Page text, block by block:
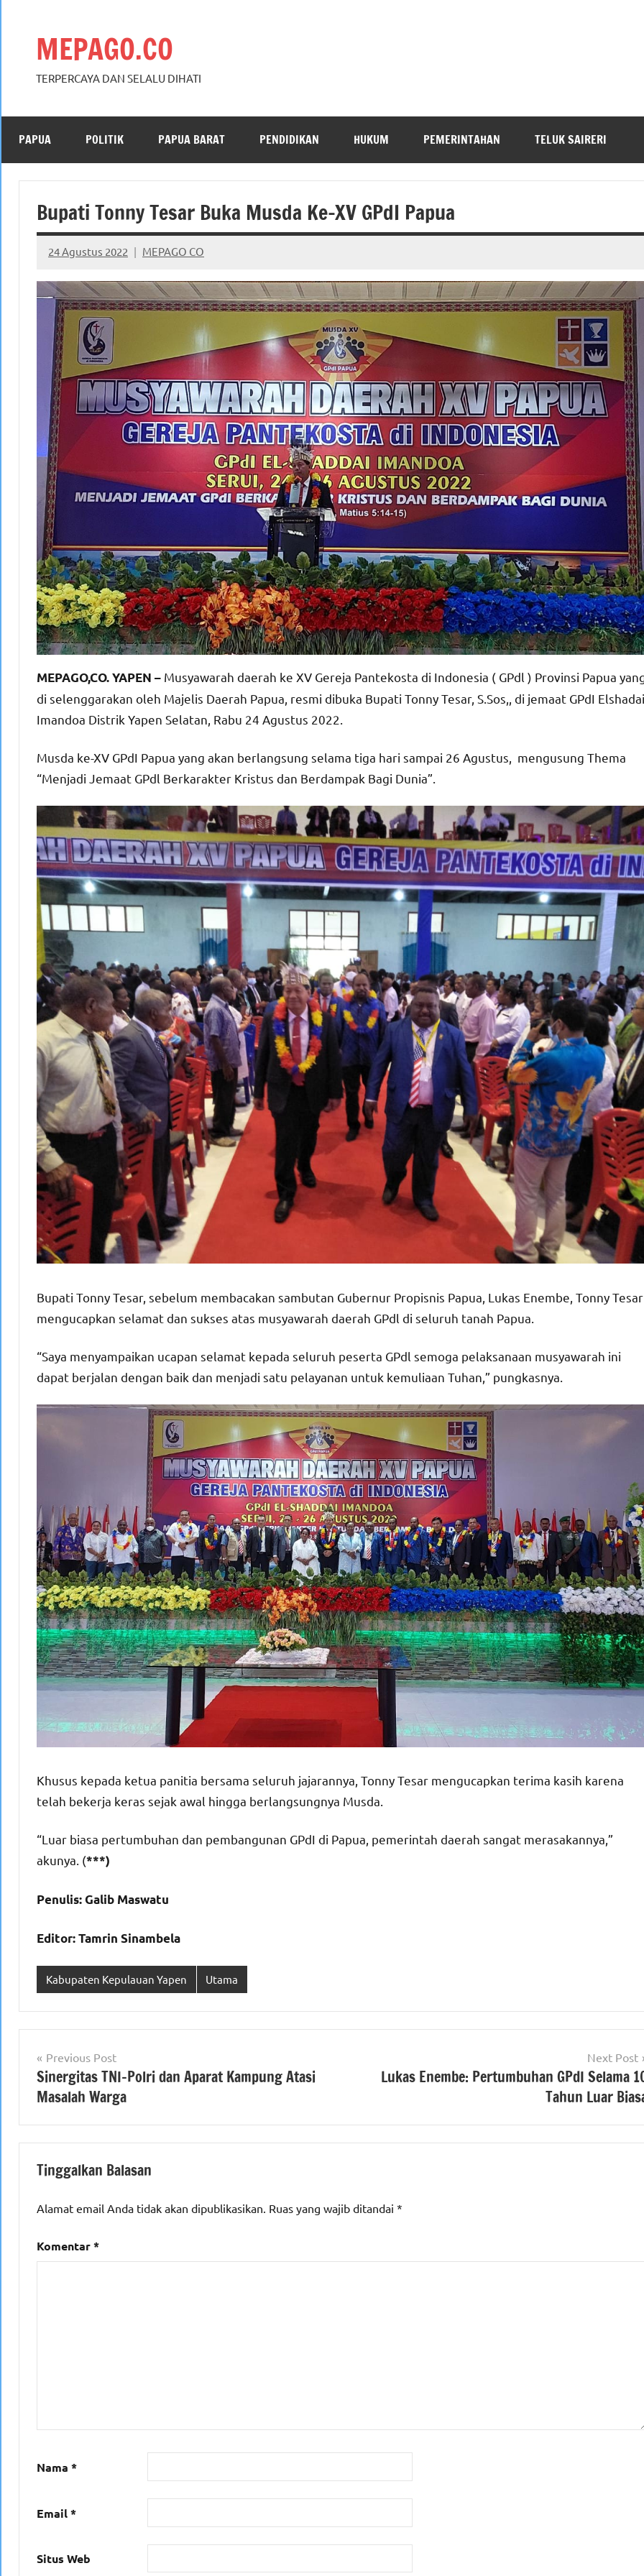
MEPAGO.CO
TERPERCAYA DAN SELALU DIHATI
PAPUA POLITIK PAPUA BARAT PENDIDIKAN HUKUM PEMERINTAHAN TELUK SAIRERI
Bupati Tonny Tesar Buka Musda Ke-XV GPdI Papua
24 Agustus 2022 MEPAGO CO
No
comments
MEPAGO,CO. YAPEN – Musyawarah daerah ke XV Gereja Pantekosta di Indonesia ( GPdl ) Provinsi Papua
di selenggarakan oleh Majelis Daerah Papua, resmi dibuka Bupati Tonny Tesar, S.Sos,, di jemaat GPdI Elshadai
Imandoa Distrik Yapen Selatan, Rabu 24 Agustus 2022.
Musda ke-XV GPdI Papua yang akan berlangsung selama tiga hari sampai 26 Agustus, mengusung Thema
“Menjadi Jemaat GPdl Berkarakter Kristus dan Berdampak Bagi Dunia”.
Bupati Tonny Tesar, sebelum membacakan sambutan Gubernur Propisnis Papua, Lukas Enembe, Tonny Tesar
mengucapkan selamat dan sukses atas musyawarah daerah GPdl di seluruh tanah Papua.
“Saya menyampaikan ucapan selamat kepada seluruh peserta GPdl semoga pelaksanaan musyawarah ini
dapat berjalan dengan baik dan menjadi satu pelayanan untuk kemuliaan Tuhan,” pungkasnya.
Khusus kepada ketua panitia bersama seluruh jajarannya, Tonny Tesar mengucapkan terima kasih karena
telah bekerja keras sejak awal hingga berlangsungnya Musda.
“Luar biasa pertumbuhan dan pembangunan GPdI di Papua, pemerintah daerah sangat merasakannya,”
akunya. (***)
Penulis: Galib Maswatu
Editor: Tamrin Sinambela
Kabupaten Kepulauan Yapen Utama
Navigasi
pos
Previous Post
Sinergitas TNI-Polri dan Aparat Kampung Atasi
Masalah Warga
Next Post
Lukas Enembe: Pertumbuhan GPdI Selama
Tahun Luar
Tinggalkan Balasan
Alamat email Anda tidak akan dipublikasikan. Ruas yang wajib ditandai *
Komentar*
Nama *
Email*
Situs Web